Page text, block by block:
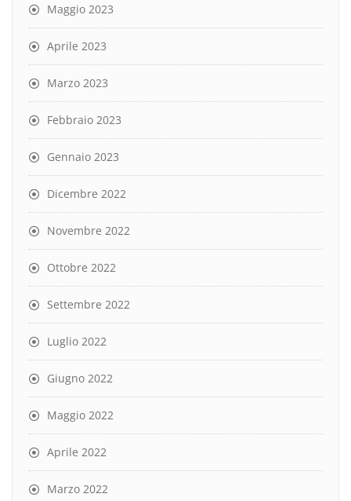
Maggio 2023
Aprile 2023
Marzo 2023
Febbraio 2023
Gennaio 2023
Dicembre 2022
Novembre 2022
Ottobre 2022
Settembre 2022
Luglio 2022
Giugno 2022
Maggio 2022
Aprile 2022
Marzo 2022